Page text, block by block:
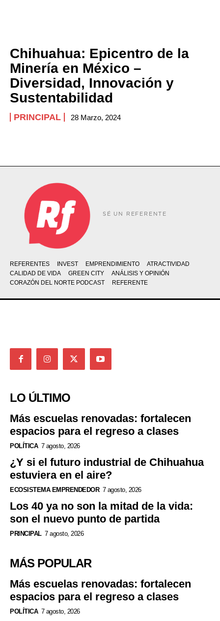
Chihuahua: Epicentro de la
Minería en México –
Diversidad, Innovación y
Sustentabilidad
PRINCIPAL 28 Marzo, 2024
SÉ UN REFERENTE
REFERENTES INVEST EMPRENDIMIENTO
ATRACTIVIDAD
CALIDAD DE VIDA
GREEN CITY
ANÁLISIS Y OPINIÓN
CORAZÓN DEL NORTE PODCAST
REFERENTE
LO ÚLTIMO
Más escuelas renovadas: fortalecen
espacios para el regreso a clases
POLÍTICA 7 agosto, 2026
¿Y si el futuro industrial de Chihuahua
estuviera en el aire?
ECOSISTEMA EMPRENDEDOR 7 agosto, 2026
Los 40 ya no son la mitad de la vida:
son el nuevo punto de partida
PRINCIPAL 7 agosto, 2026
MÁS POPULAR
Más escuelas renovadas: fortalecen
espacios para el regreso a clases
POLÍTICA 7 agosto, 2026